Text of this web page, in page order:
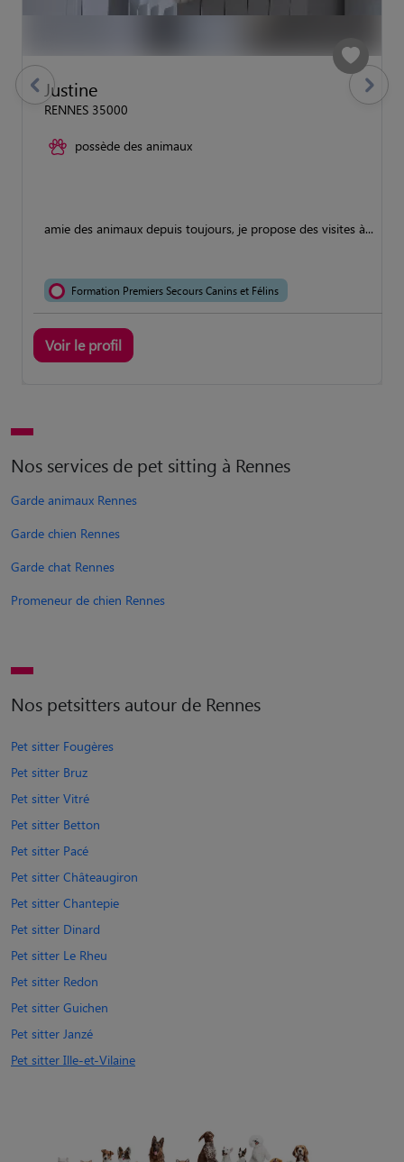
Justine
RENNES 35000
possède des animaux
amie des animaux depuis toujours, je propose des visites à...
Formation Premiers Secours Canins et Félins
Voir le profil
previous Suivant
Nos services de pet sitting à Rennes
Garde animaux Rennes
Garde chien Rennes
Garde chat Rennes
Promeneur de chien Rennes
Nos petsitters autour de Rennes
Pet sitter Fougères
Pet sitter Bruz
Pet sitter Vitré
Pet sitter Betton
Pet sitter Pacé
Pet sitter Châteaugiron
Pet sitter Chantepie
Pet sitter Dinard
Pet sitter Le Rheu
Pet sitter Redon
Pet sitter Guichen
Pet sitter Janzé
Pet sitter Ille-et-Vilaine